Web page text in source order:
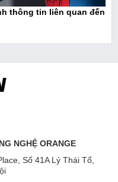
thông tin liên quan đến
NGHỆ ORANGE
Số 41A Lý Thái Tổ,